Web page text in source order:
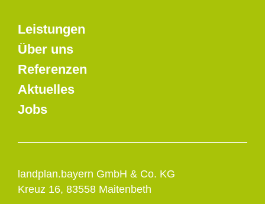
landplan.bayern GmbH & Co. KG
Kreuz 16, 83558 Maitenbeth
Leistungen
Über uns
Referenzen
Aktuelles
Jobs